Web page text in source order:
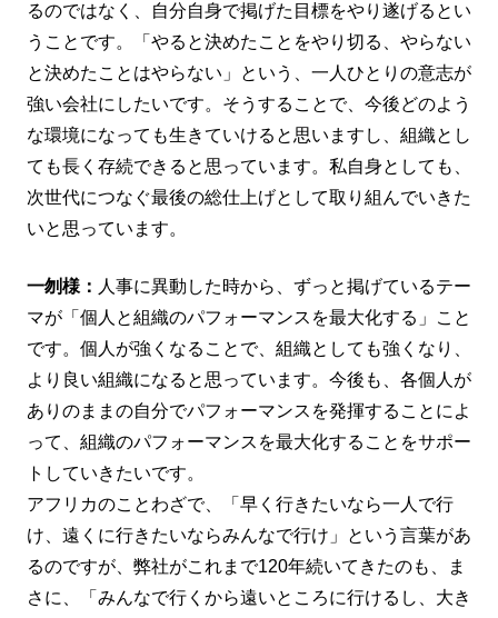
るのではなく、自分自身で掲げた目標をやり遂げるとい
うことです。「やると決めたことをやり切る、やらない
と決めたことはやらない」という、一人ひとりの意志が
強い会社にしたいです。そうすることで、今後どのよう
な環境になっても生きていけると思いますし、組織とし
ても長く存続できると思っています。私自身としても、
次世代につなぐ最後の総仕上げとして取り組んでいきた
いと思っています。
一刎様： 人事に異動した時から、ずっと掲げているテー
マが「個人と組織のパフォーマンスを最大化する」こと
です。個人が強くなることで、組織としても強くなり、
より良い組織になると思っています。今後も、各個人が
ありのままの自分でパフォーマンスを発揮することによ
って、組織のパフォーマンスを最大化することをサポー
トしていきたいです。
アフリカのことわざで、「早く行きたいなら一人で行
け、遠くに行きたいならみんなで行け」という言葉があ
るのですが、弊社がこれまで120年続いてきたのも、ま
さに、「みんなで行くから遠いところに行けるし、大き